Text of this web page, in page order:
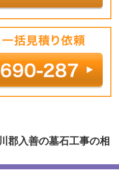
郡入善の墓石工事の相